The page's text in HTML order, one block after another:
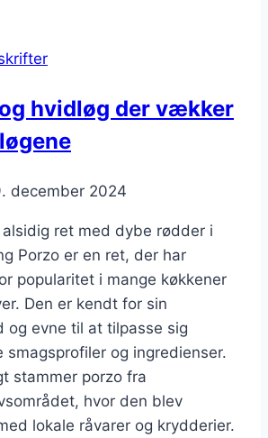
svampeoplevelser
hvidløg der vækker
december 2024
alsidig ret med dybe rødder i
Porzo er en ret, der har
popularitet i mange køkkener
Den er kendt for sin
og evne til at tilpasse sig
smagsprofiler og ingredienser.
stammer porzo fra
hvor den blev
lokale råvarer og krydderier.